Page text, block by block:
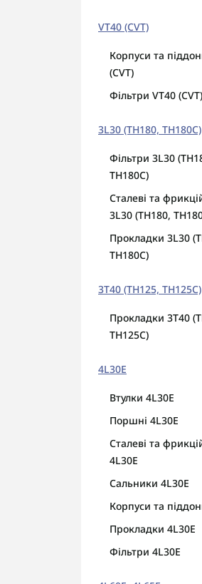
VT40 (CVT)
Корпуси та
(CVT)
Фільтри VT40 (CVT)
3L30 (TH180, TH180C)
Фільтри 3L30
TH180C)
Сталеві та
3L30 (TH180,
Прокладки 3L30
TH180C)
3T40 (TH125, TH125C)
Прокладки 3T40
TH125C)
4L30E
Втулки 4L30E
Поршні 4L30E
Сталеві та
4L30E
Сальники 4L30E
Корпуси та
Прокладки 4L30E
Фільтри 4L30E